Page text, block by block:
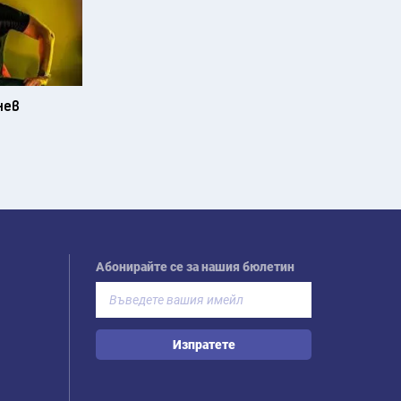
Абонирайте се за нашия бюлетин
Изпратете